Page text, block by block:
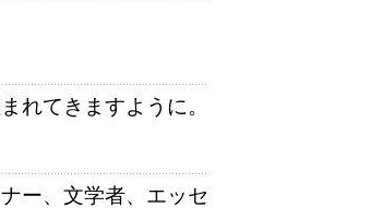
れてきますように。
ー、文学者、エッセ